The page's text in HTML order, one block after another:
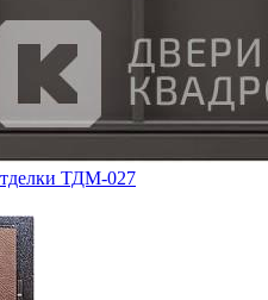
ТДМ-027